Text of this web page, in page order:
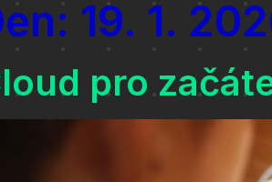
19. 1.
pro